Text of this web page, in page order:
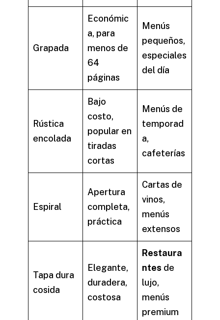
Grapada
Económic
a, para
menos de
64
páginas
Menús
pequeños,
especiales
del día
Rústica
encolada
Bajo
costo,
popular en
tiradas
cortas
Menús de
temporad
a,
cafeterías
Espiral
Apertura
completa,
práctica
Cartas de
vinos,
menús
extensos
Tapa dura
cosida
Elegante,
duradera,
costosa
Restaura
ntes de
lujo,
menús
premium